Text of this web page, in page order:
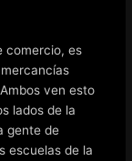
comercio, es
ven esto
lados de la
gente de
escuelas de la